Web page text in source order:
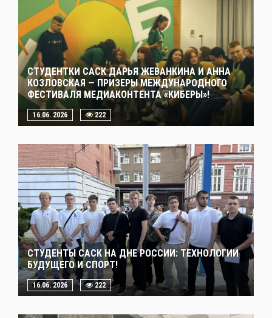
СТУДЕНТКИ САСК ДАРЬЯ ЖЕВАНКИНА И АННА
КОЗЛОВСКАЯ — ПРИЗЕРЫ МЕЖДУНАРОДНОГО
ФЕСТИВАЛЯ МЕДИАКОНТЕНТА «КИБЕРЫ»!
16.06. 2026 222
СТУДЕНТЫ САСК НА ДНЕ РОССИИ: ТЕХНОЛОГИИ
БУДУЩЕГО И СПОРТ!
16.06. 2026 222